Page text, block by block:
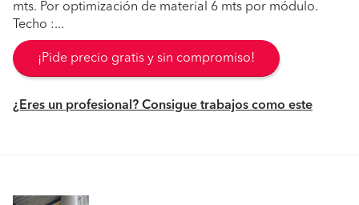
mts. Por optimización de material 6 mts por módulo.
Techo :...
¡Pide precio gratis y sin compromiso!
¿Eres un profesional? Consigue trabajos como este